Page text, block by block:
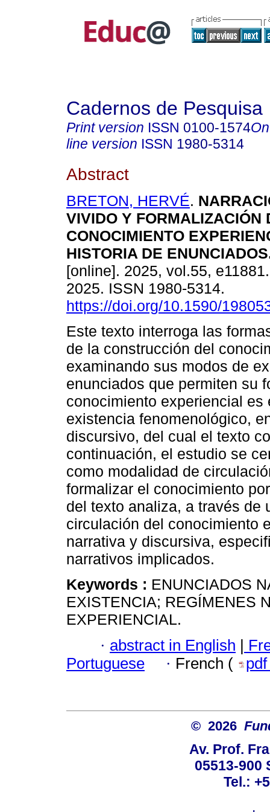
Cadernos de Pesquisa
Print version ISSN 0100-1574
line version ISSN 1980-5314
Abstract
BRETON, HERVÉ.
VIVIDO Y FORMALIZACIÓN
CONOCIMIENTO
HISTORIA DE
[online]. 2025, vol.55,
2025. ISSN 1980-5314.
https://doi.org/10.1590/
Este texto interroga las
de la construcción del
examinando sus modos de
enunciados que permiten su
conocimiento experiencial
existencia fenomenológico,
discursivo, del cual el texto
continuación, el estudio se
como modalidad de
formalizar el conocimiento
del texto analiza, a través de
circulación del conocimiento
narrativa y discursiva,
narrativos implicados.
Keywords : ENUNCIADOS
EXISTENCIA; REGÍMENES
EXPERIENCIAL.
· abstract in English |
Portuguese
· French (
© 2026
Av. Prof.
05513-900
Tel.: